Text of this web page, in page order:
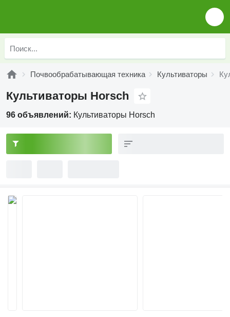
Почвообрабатывающая техника Культиваторы
Культиваторы Horsch
96 объявлений: Культиваторы Horsch